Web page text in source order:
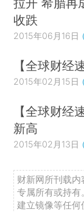
收跌
2015年06月16日
【全球财经
2015年02月15日
【全球财经
新高
2015年02月13日
财新网所刊载
专属所有或持有
建立镜像等任何